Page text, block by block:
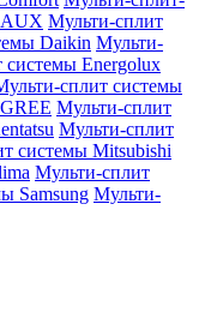
AUX Мульти-сплит
Daikin Мульти-
системы Energolux
сплит системы
Мульти-сплит
Мульти-сплит
системы Mitsubishi
Мульти-сплит
Samsung Мульти-